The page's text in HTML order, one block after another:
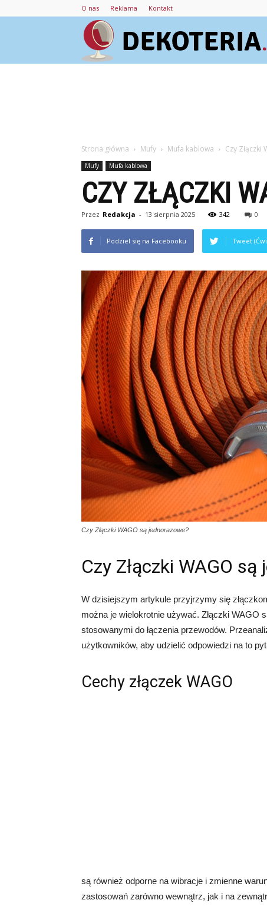
O nas Reklama Kontakt
Strona główna Mufy Mufa kablowa Czy Złączki
Mufy Mufa kablowa
CZY ZŁĄCZKI
Przez Redakcja - 13 sierpnia 2025 342 0
Podziel się na Facebooku Tweet
Czy Złączki WAGO są jednorazowe?
Czy Złączki WAGO są
W dzisiejszym artykule przyjrzymy się
można je wielokrotnie używać. Złączki WAGO
stosowanymi do łączenia przewodów.
użytkowników, aby udzielić odpowiedzi na to
Cechy złączek WAGO
są również odporne na wibracje i zmienne
zastosowań zarówno wewnątrz, jak i na